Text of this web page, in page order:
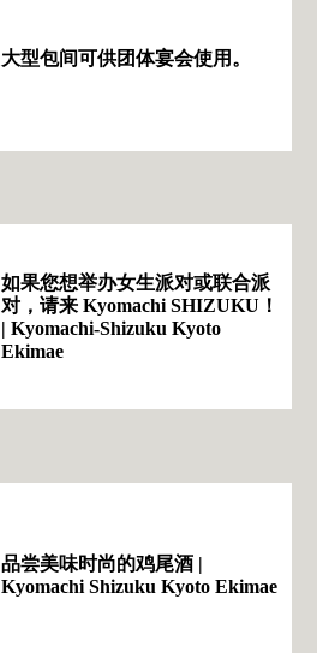
大型包间可供团体宴会使用。
如果您想举办女生派对或联合派
对，请来 Kyomachi SHIZUKU！
| Kyomachi-Shizuku Kyoto
Ekimae
品尝美味时尚的鸡尾酒 |
Kyomachi Shizuku Kyoto Ekimae